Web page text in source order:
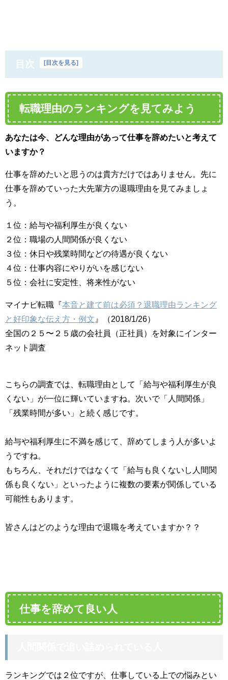
目次 目次を見る
転職理由のランキングを見てみよう
あなたは今、どんな理由があって仕事を辞めたいと考えて
いますか？
仕事を辞めたいと思うのは貴方だけではありません。先に
仕事を辞めていった大先輩方の退職理由を見てみましょ
う。
１位：給与や福利厚生が良くない
２位：職場の人間関係が良くない
３位：休日や残業時間などの待遇が良くない
４位：仕事内容にやりがいを感じない
５位：会社に安定性、将来性がない
マイナビ転職『本音と建て前は必須？退職理由ランキング
と好印象な伝え方・例文 』（2018/1/26）
全国の２５〜２５歳の会社員（正社員）を対象にインター
ネット調査
こちらの調査では、転職理由として「給与や福利厚生が良
くない」が一位に輝いていますね。次いで「人間関係」
「残業時間が多い」と続く感じです。
給与や福利厚生に不満を感じて、辞めてしまう人が多いよ
うですね。
もちろん、それだけではなくて「給与も良くないし人間関
係も良くない」といったように複数の要素が関係している
可能性もあります。
皆さんはどのような理由で退職を考えていますか？？
仕事を辞めて良い人
ランキングでは２位ですが、仕事している上での悩みとい